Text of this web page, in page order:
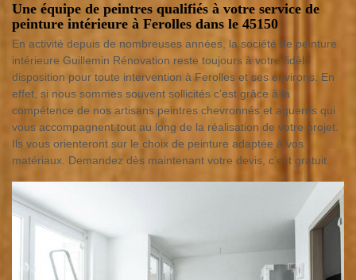
Une équipe de peintres qualifiés à votre service de
peinture intérieure à Ferolles dans le 45150
En activité depuis de nombreuses années, la société de peinture
intérieure Guillemin Rénovation reste toujours à votre fidèle
disposition pour toute intervention à Ferolles et ses environs. En
effet, si nous sommes souvent sollicités c’est grâce à la
compétence de nos artisans peintres chevronnés et aguerris qui
vous accompagnent tout au long de la réalisation de votre projet.
Ils vous orienteront sur le choix de peinture adaptée à vos
matériaux. Demandez dès maintenant votre devis, c’est gratuit.